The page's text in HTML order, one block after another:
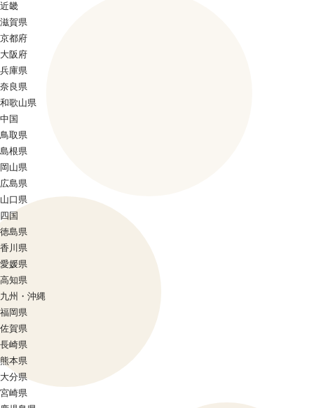
近畿
滋賀県
京都府
大阪府
兵庫県
奈良県
和歌山県
中国
鳥取県
島根県
岡山県
広島県
山口県
四国
徳島県
香川県
愛媛県
高知県
九州・沖縄
福岡県
佐賀県
長崎県
熊本県
大分県
宮崎県